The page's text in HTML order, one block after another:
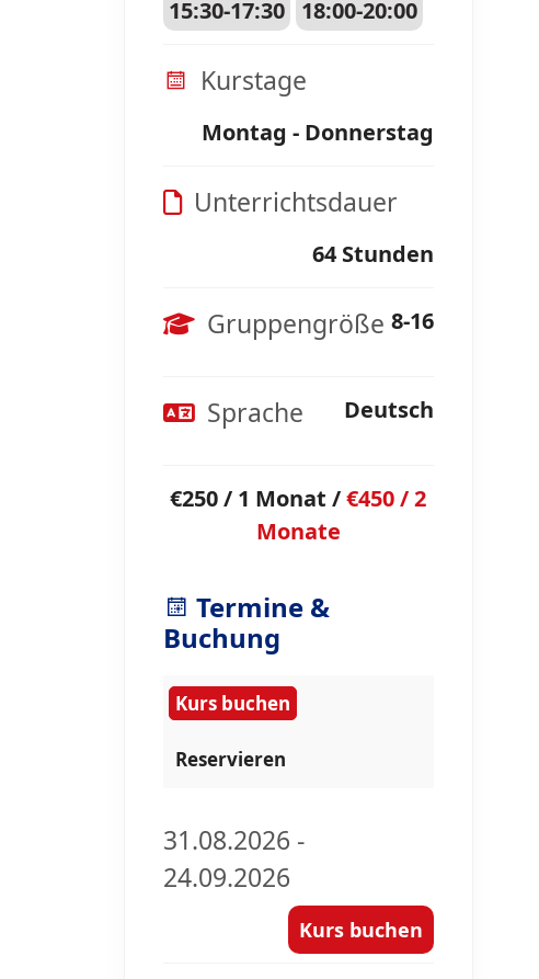
15:30-17:30 18:00-20:00
Kurstage
Montag - Donnerstag
Unterrichtsdauer
64 Stunden
Gruppengröße 8-16
Sprache Deutsch
€250 / 1 Monat /€450 / 2
Monate
Termine &
Buchung
Kurs buchen
Reservieren
31.08.2026 -
24.09.2026
Kurs buchen